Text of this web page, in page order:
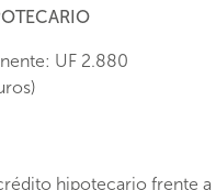
de
al
crédito
es una
UF 2.880
hipotecario frente a